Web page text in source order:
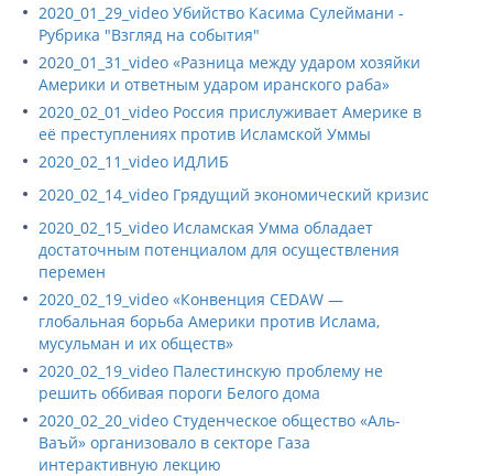
2020_01_29_video Убийство Касима Сулеймани -
Рубрика "Взгляд на события"
2020_01_31_video «Разница между ударом хозяйки
Америки и ответным ударом иранского раба»
2020_02_01_video Россия прислуживает Америке в
её преступлениях против Исламской Уммы
2020_02_11_video ИДЛИБ
2020_02_14_video Грядущий экономический кризис
2020_02_15_video Исламская Умма обладает
достаточным потенциалом для осуществления
перемен
2020_02_19_video «Конвенция CEDAW —
глобальная борьба Америки против Ислама,
мусульман и их обществ»
2020_02_19_video Палестинскую проблему не
решить оббивая пороги Белого дома
2020_02_20_video Студенческое общество «Аль-
Ваъй» организовало в секторе Газа
интерактивную лекцию